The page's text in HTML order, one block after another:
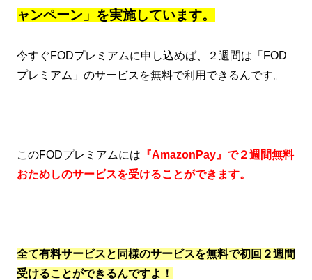
ャンペーン」を実施しています。
今すぐFODプレミアムに申し込めば、２週間は「FOD
プレミアム」のサービスを無料で利用できるんです。
このFODプレミアムには 『AmazonPay』で２週間無料
おためしのサービスを受けることができます。
全て有料サービスと同様のサービスを無料で初回２週間
受けることができるんですよ！